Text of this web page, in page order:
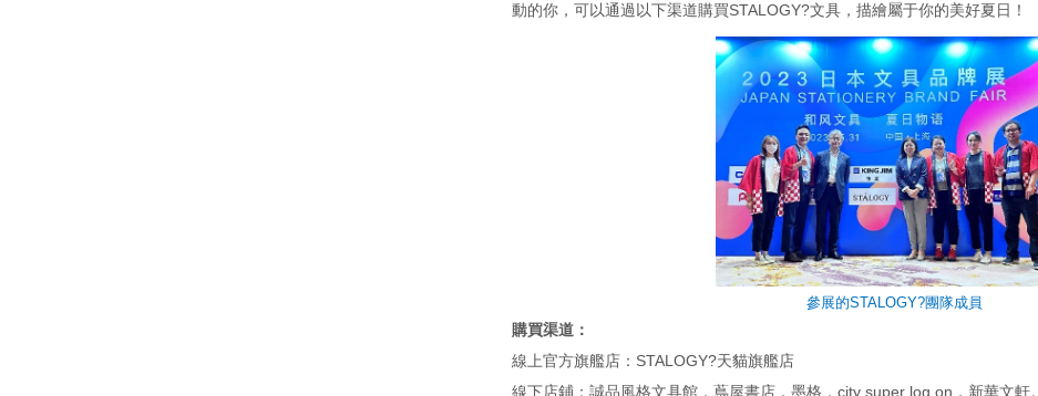
動的你，可以通過以下渠道購買STALOGY?文具，描繪屬于你的美好夏日！
參展的STALOGY?團隊成員
購買渠道：
線上官方旗艦店：STALOGY?天貓旗艦店
線下店鋪：誠品風格文具館，蔦屋書店，墨格，city super log on，新華文軒。